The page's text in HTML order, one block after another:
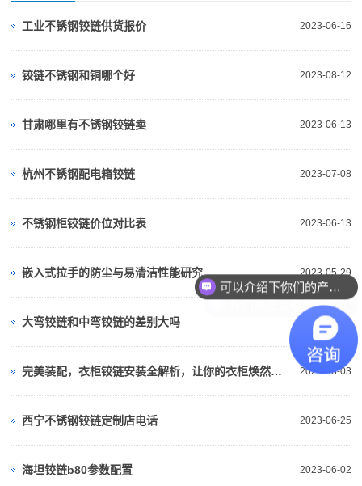
2023-06-16
工业不锈钢铰链供货报价
2023-08-12
铰链不锈钢和铜哪个好
2023-06-13
甘肃哪里有不锈钢铰链卖
2023-07-08
杭州不锈钢配电箱铰链
2023-06-13
不锈钢柜铰链价位对比表
2023-05-29
嵌入式拉手的防尘与易清洁性能研究
2023-05-06
大弯铰链和中弯铰链的差别大吗
2023-08-03
完美装配，衣柜铰链安装全解析，让你的衣柜焕然一新！
2023-06-25
西宁不锈钢铰链定制店电话
2023-06-02
海坦铰链b80参数配置
可以介绍下你们的产品么？
你们是怎么收费的呢？